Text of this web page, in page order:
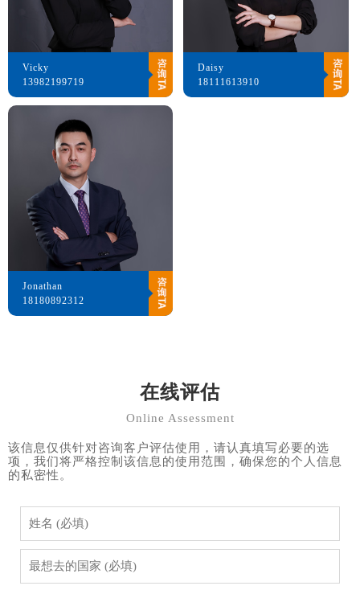
Vicky
13982199719
Daisy
18111613910
Jonathan
18180892312
在线评估
Online Assessment
该信息仅供针对咨询客户评估使用，请认真填写必要的选
项，我们将严格控制该信息的使用范围，确保您的个人信息
的私密性。